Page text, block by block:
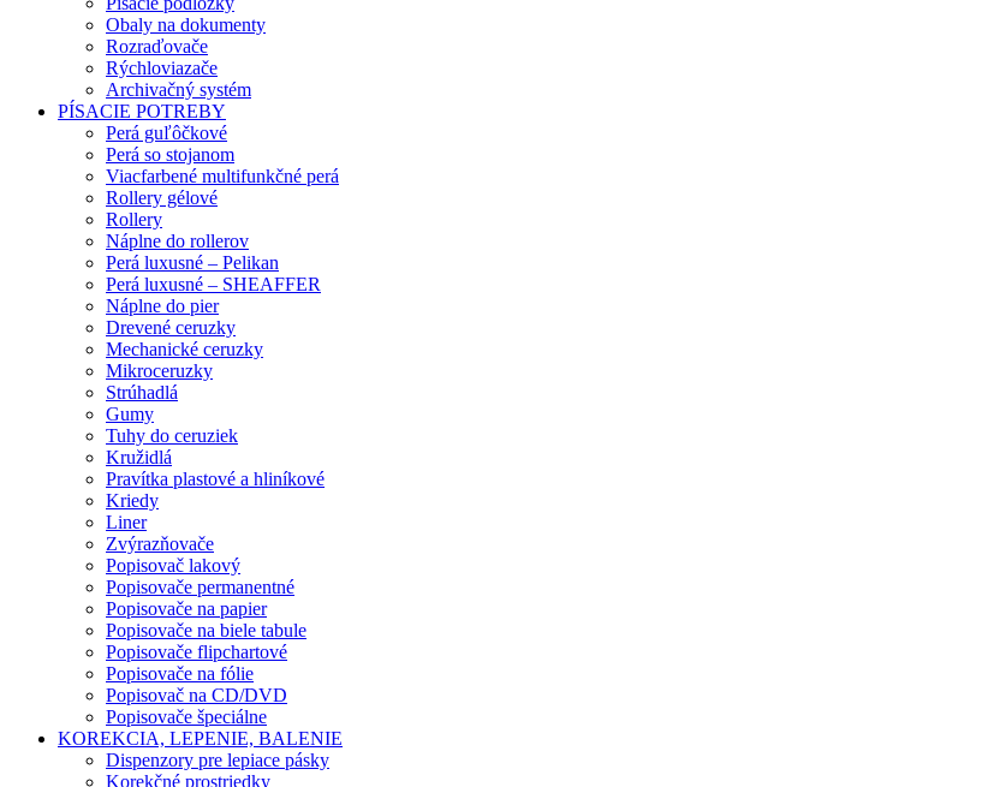
Obaly na dokumenty
Rozraďovače
Rýchloviazače
Archivačný systém
PÍSACIE POTREBY
Perá guľôčkové
Perá so stojanom
Viacfarbené multifunkčné perá
Rollery gélové
Rollery
Náplne do rollerov
Perá luxusné – Pelikan
Perá luxusné – SHEAFFER
Náplne do pier
Drevené ceruzky
Mechanické ceruzky
Mikroceruzky
Strúhadlá
Gumy
Tuhy do ceruziek
Kružidlá
Pravítka plastové a hliníkové
Kriedy
Liner
Zvýrazňovače
Popisovač lakový
Popisovače permanentné
Popisovače na papier
Popisovače na biele tabule
Popisovače flipchartové
Popisovače na fólie
Popisovač na CD/DVD
Popisovače špeciálne
KOREKCIA, LEPENIE, BALENIE
Dispenzory pre lepiace pásky
Korekčné prostriedky